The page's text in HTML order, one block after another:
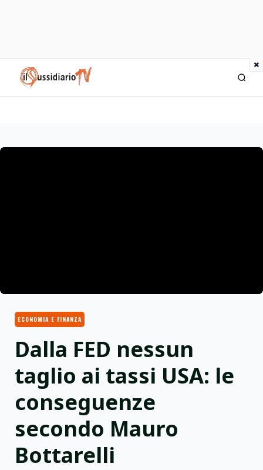
×
IlSussidiario TV
ECONOMIA E FINANZA
Dalla FED nessun
taglio ai tassi USA: le
conseguenze
secondo Mauro
Bottarelli